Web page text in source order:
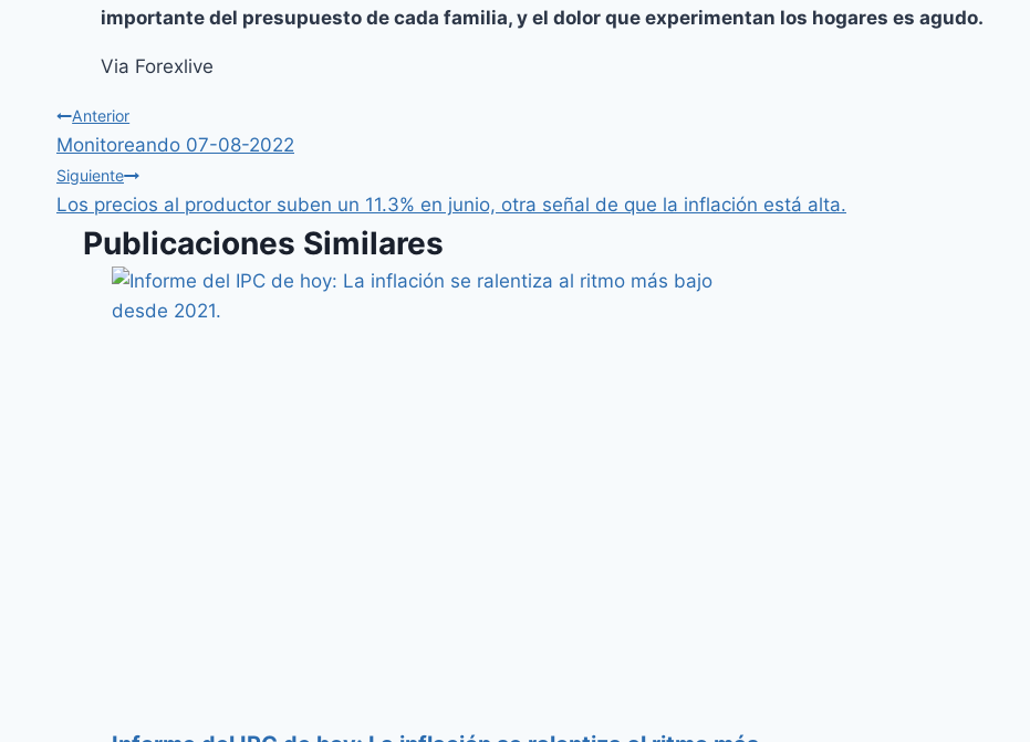
importante del presupuesto de cada familia, y el dolor que experimentan los hogares es agudo.
Via Forexlive
Anterior
Monitoreando 07-08-2022
Siguiente
Los precios al productor suben un 11.3% en junio, otra señal de que la inflación está alta.
Publicaciones Similares